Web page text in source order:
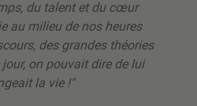
du talent et du cœur
au milieu de nos heures
des grandes théories
on pouvait dire de lui
la vie !"